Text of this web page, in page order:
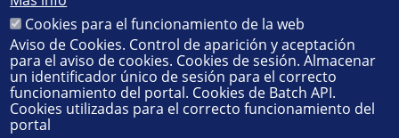
Avda. de la Reina Mercedes, s/n. 41012 Sevilla. Tel.:
55 28 91. Administración:administradorfisica@us.es
Secretaría:jsecfisi@us.es- Decanato:ffisaog@us.es
Cookies para el funcionamiento de la web
Aviso de Cookies. Control de aparición y aceptación
para el aviso de cookies. Cookies de sesión. Almacenar
un identificador único de sesión para el correcto
funcionamiento del portal. Cookies de Batch API.
Cookies utilizadas para el correcto funcionamiento del
portal